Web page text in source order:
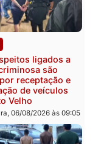
feira, 06/08/2026 às
é encontrado
dos Cravos e
pela